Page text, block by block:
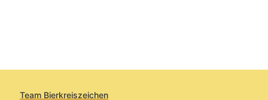
Team Bierkreiszeichen